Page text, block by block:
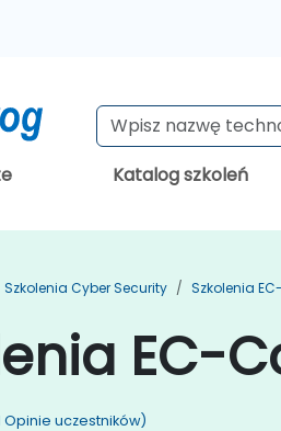
Katalog szkoleń
Szkolenia Cyber Security Szkolenia
EC-
Opinie uczestników)